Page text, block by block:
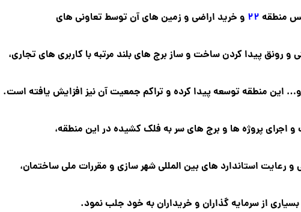
منطقه ۲۲ و خرید اراضی و زمین های آن توسط تعاونی های
و رونق پیدا کردن ساخت و ساز برج های بلند مرتبه با کاربری های تجاری،
این منطقه توسعه پیدا کرده و تراکم جمعیت آن نیز افزایش یافته است.
اجرای پروژه ها و برج های سر به فلک کشیده در این منطقه،
رعایت استاندارد های بین المللی شهر سازی و مقررات ملی ساختمان،
از سرمایه گذاران و خریداران به خود جلب نمود.